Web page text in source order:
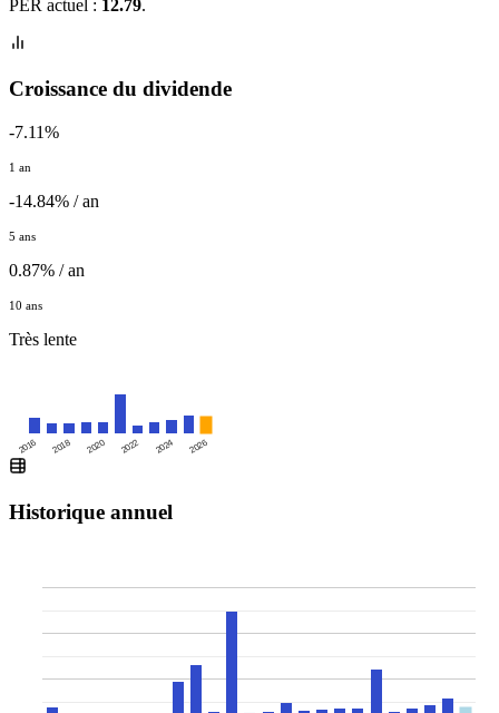
PER actuel : 12.79.
Croissance du dividende
-7.11%
1 an
-14.84% / an
5 ans
0.87% / an
10 ans
Très lente
2016 2018 2020 2022 2024 2026
Historique annuel